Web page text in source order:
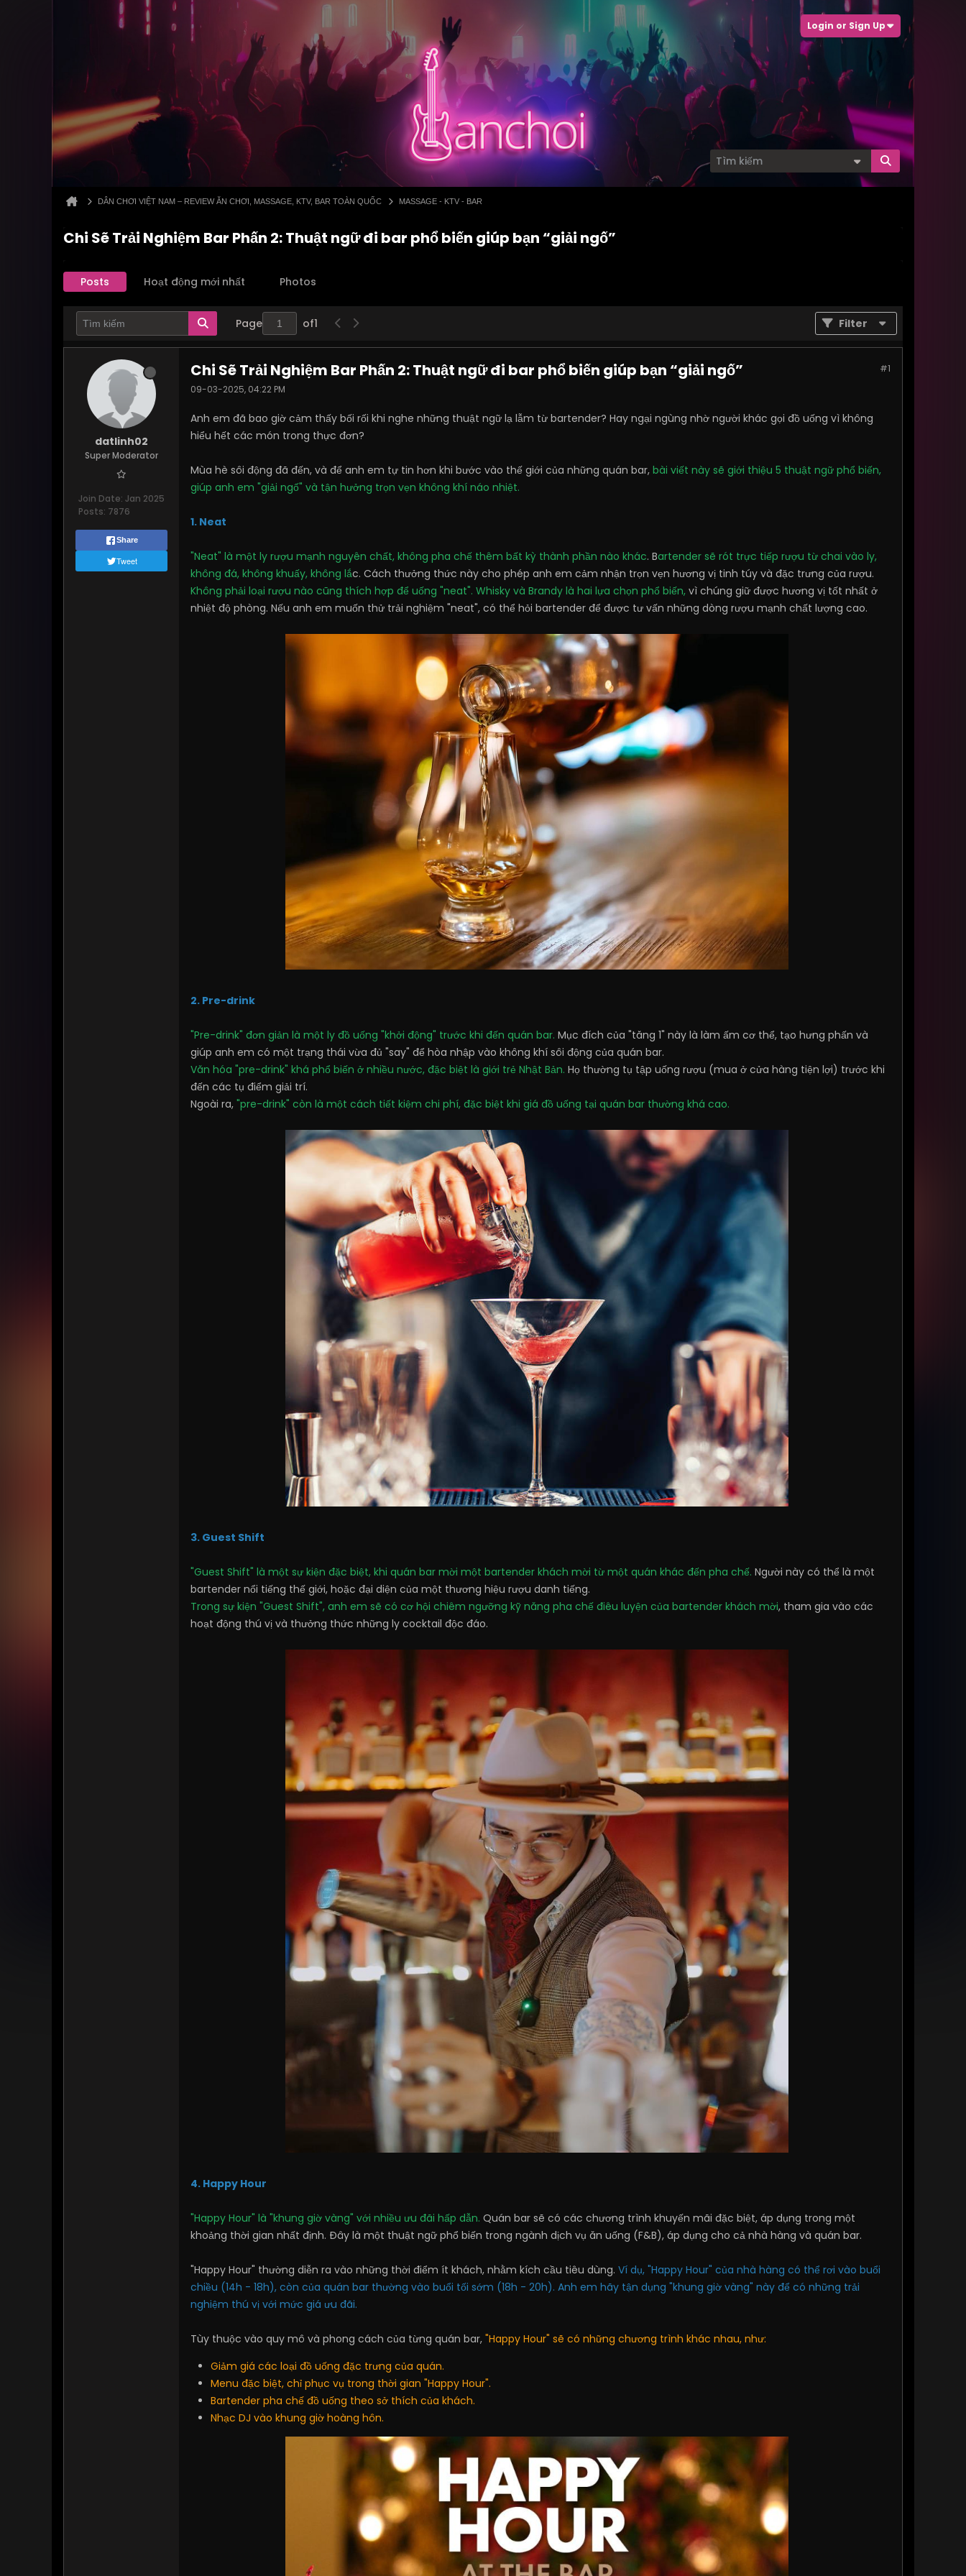
Login or Sign Up
DÂN CHƠI VIỆT NAM – REVIEW ĂN CHƠI, MASSAGE, KTV, BAR TOÀN QUỐC MASSAGE - KTV - BAR
Chi Sẽ Trải Nghiệm Bar Phấn 2: Thuật ngữ đi bar phổ biến giúp bạn “giải ngố”
Posts Hoạt động mới nhất Photos
Page of1 Filter
datlinh02
Super Moderator
Join Date: Jan 2025
Posts: 7876
Share
Tweet
#1
Chi Sẽ Trải Nghiệm Bar Phấn 2: Thuật ngữ đi bar phổ biến giúp bạn “giải ngố”
09-03-2025, 04:22 PM
Anh em đã bao giờ cảm thấy bối rối khi nghe những thuật ngữ lạ lẫm từ bartender? Hay ngại ngùng nhờ người khác gọi đồ uống vì không
hiểu hết các món trong thực đơn?
Mùa hè sôi động đã đến, và để anh em tự tin hơn khi bước vào thế giới của những quán bar, bài viết này sẽ giới thiệu 5 thuật ngữ phổ biến,
giúp anh em "giải ngố" và tận hưởng trọn vẹn không khí náo nhiệt.
1. Neat
"Neat" là một ly rượu mạnh nguyên chất, không pha chế thêm bất kỳ thành phần nào khác. Bartender sẽ rót trực tiếp rượu từ chai vào ly,
không đá, không khuấy, không lắc. Cách thưởng thức này cho phép anh em cảm nhận trọn vẹn hương vị tinh túy và đặc trưng của rượu.
Không phải loại rượu nào cũng thích hợp để uống "neat". Whisky và Brandy là hai lựa chọn phổ biến, vì chúng giữ được hương vị tốt nhất ở
nhiệt độ phòng. Nếu anh em muốn thử trải nghiệm "neat", có thể hỏi bartender để được tư vấn những dòng rượu mạnh chất lượng cao.
2. Pre-drink
"Pre-drink" đơn giản là một ly đồ uống "khởi động" trước khi đến quán bar. Mục đích của "tăng 1" này là làm ấm cơ thể, tạo hưng phấn và
giúp anh em có một trạng thái vừa đủ "say" để hòa nhập vào không khí sôi động của quán bar.
Văn hóa "pre-drink" khá phổ biến ở nhiều nước, đặc biệt là giới trẻ Nhật Bản. Họ thường tụ tập uống rượu (mua ở cửa hàng tiện lợi) trước khi
đến các tụ điểm giải trí.
Ngoài ra, "pre-drink" còn là một cách tiết kiệm chi phí, đặc biệt khi giá đồ uống tại quán bar thường khá cao.
3. Guest Shift
"Guest Shift" là một sự kiện đặc biệt, khi quán bar mời một bartender khách mời từ một quán khác đến pha chế. Người này có thể là một
bartender nổi tiếng thế giới, hoặc đại diện của một thương hiệu rượu danh tiếng.
Trong sự kiện "Guest Shift", anh em sẽ có cơ hội chiêm ngưỡng kỹ năng pha chế điêu luyện của bartender khách mời, tham gia vào các
hoạt động thú vị và thưởng thức những ly cocktail độc đáo.
4. Happy Hour
"Happy Hour" là "khung giờ vàng" với nhiều ưu đãi hấp dẫn. Quán bar sẽ có các chương trình khuyến mãi đặc biệt, áp dụng trong một
khoảng thời gian nhất định. Đây là một thuật ngữ phổ biến trong ngành dịch vụ ăn uống (F&B), áp dụng cho cả nhà hàng và quán bar.
"Happy Hour" thường diễn ra vào những thời điểm ít khách, nhằm kích cầu tiêu dùng. Ví dụ, "Happy Hour" của nhà hàng có thể rơi vào buổi
chiều (14h - 18h), còn của quán bar thường vào buổi tối sớm (18h - 20h). Anh em hãy tận dụng "khung giờ vàng" này để có những trải
nghiệm thú vị với mức giá ưu đãi.
Tùy thuộc vào quy mô và phong cách của từng quán bar, "Happy Hour" sẽ có những chương trình khác nhau, như:
Giảm giá các loại đồ uống đặc trưng của quán.
Menu đặc biệt, chỉ phục vụ trong thời gian "Happy Hour".
Bartender pha chế đồ uống theo sở thích của khách.
Nhạc DJ vào khung giờ hoàng hôn.